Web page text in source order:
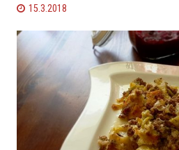
15.3.2018